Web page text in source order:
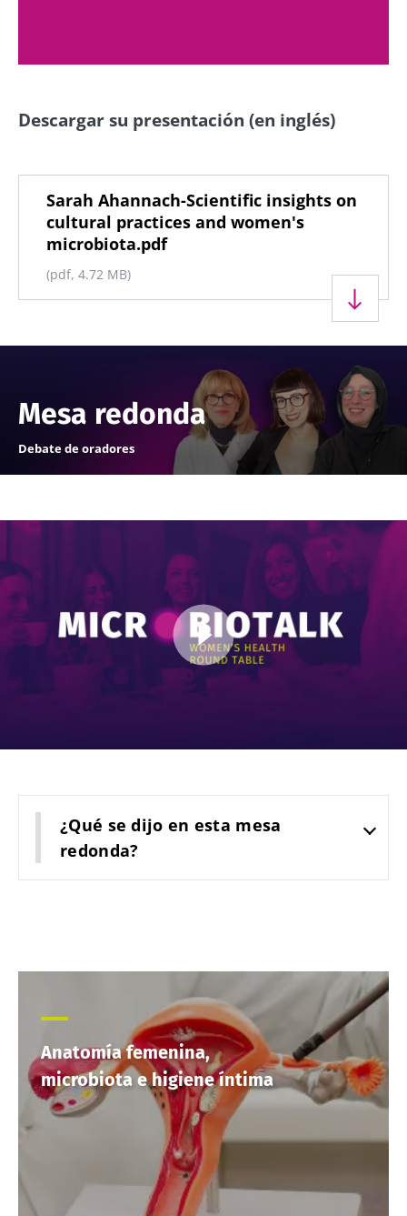
Descargar su presentación (en inglés)
Sarah Ahannach-Scientific insights on
cultural practices and women's
microbiota.pdf
(pdf, 4.72 MB)
Mesa redonda
Debate de oradores
¿Qué se dijo en esta mesa
redonda?
Anatomía femenina,
microbiota e higiene íntima